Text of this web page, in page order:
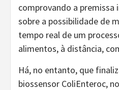
comprovando a premissa
sobre a possibilidade de
tempo real de um
alimentos, à distância,
Há, no entanto, que
biossensor ColiEnteroc,